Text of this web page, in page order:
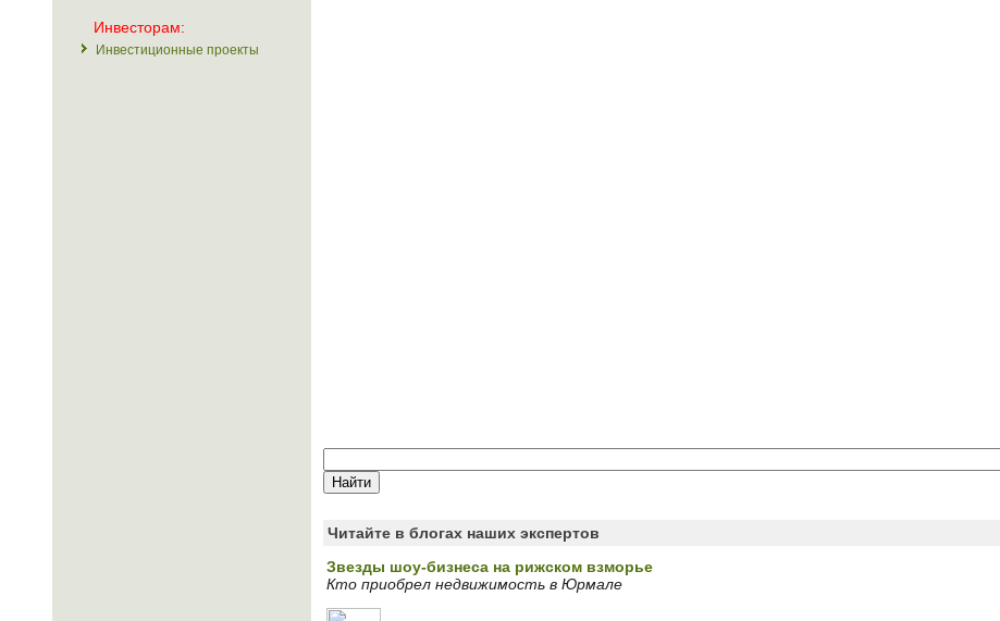
Инвесторам:
Инвестиционные проекты
Читайте в блогах наших экспертов
Звезды шоу-бизнеса на рижском взморье
Кто приобрел недвижимость в Юрмале